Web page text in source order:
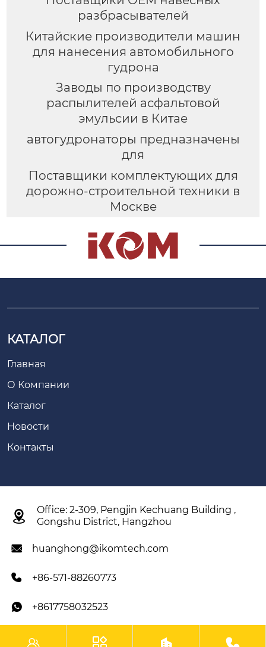
разбрасывателей
Китайские производители машин
для нанесения автомобильного
гудрона
Заводы по производству
распылителей асфальтовой
эмульсии в Китае
автогудронаторы предназначены
для
Поставщики комплектующих для
дорожно-строительной техники в
Москве
КАТАЛОГ
Главная
О Компании
Каталог
Новости
Контакты

Office: 2-309, Pengjin Kechuang Building ,
Gongshu District, Hangzhou
 huanghong@ikomtech.com
 +86-571-88260773
 +8617758032523
   